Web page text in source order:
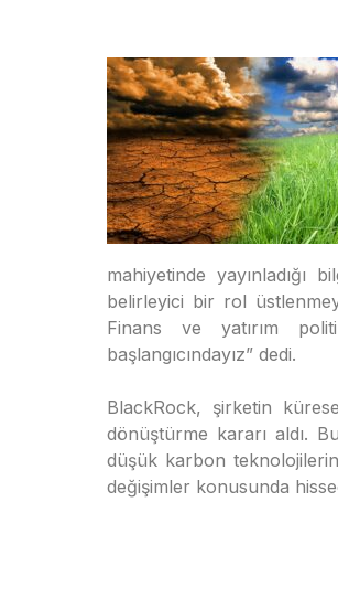
mahiyetinde yayınladığı
belirleyici bir rol
Finans ve yatırım
başlangıcındayız” dedi.
BlackRock, şirketin
dönüştürme kararı aldı.
düşük karbon
değişimler konusunda